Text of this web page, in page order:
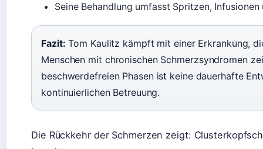
Seine Behandlung umfasst Spritzen,
Fazit: Tom Kaulitz kämpft mit einer Erkrankung,
Menschen mit chronischen Schmerzsyndromen
beschwerdefreien Phasen ist keine dauerhafte
kontinuierlichen Betreuung.
Die Rückkehr der Schmerzen zeigt: